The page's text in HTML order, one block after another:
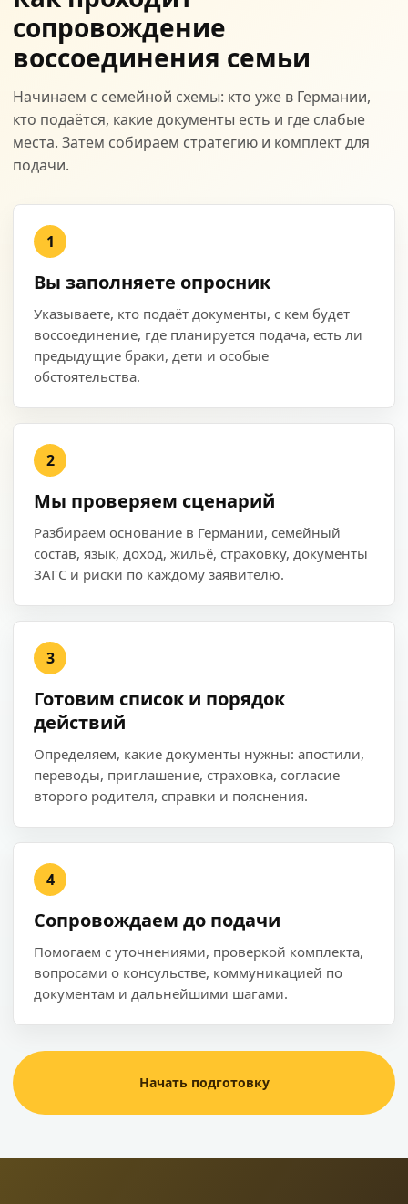
сопровождение
воссоединения семьи
Начинаем с семейной схемы: кто уже в Германии,
кто подаётся, какие документы есть и где слабые
места. Затем собираем стратегию и комплект для
подачи.
1
Вы заполняете опросник
Указываете, кто подаёт документы, с кем будет
воссоединение, где планируется подача, есть ли
предыдущие браки, дети и особые
обстоятельства.
2
Мы проверяем сценарий
Разбираем основание в Германии, семейный
состав, язык, доход, жильё, страховку, документы
ЗАГС и риски по каждому заявителю.
3
Готовим список и порядок
действий
Определяем, какие документы нужны: апостили,
переводы, приглашение, страховка, согласие
второго родителя, справки и пояснения.
4
Сопровождаем до подачи
Помогаем с уточнениями, проверкой комплекта,
вопросами о консульстве, коммуникацией по
документам и дальнейшими шагами.
Начать подготовку